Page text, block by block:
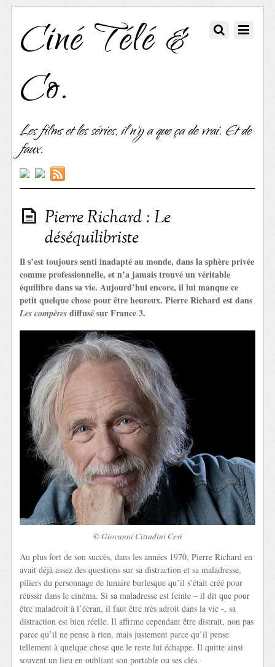
Ciné Télé &
Co.
Les films et les séries, il n'y a que ça de vrai. Et de
faux.
Pierre Richard : Le
déséquilibriste
Il s’est toujours senti inadapté au monde, dans la sphère privée
comme professionnelle, et n’a jamais trouvé un véritable
équilibre dans sa vie. Aujourd’hui encore, il lui manque ce
petit quelque chose pour être heureux.Pierre Richard est dans
Les compères diffusé sur France 3.
© Giovanni Cittadini Cesi
Au plus fort de son succès, dans les années 1970, Pierre Richard en
avait déjà assez des questions sur sa distraction et sa maladresse,
piliers du personnage de lunaire burlesque qu’il s’était créé pour
réussir dans le cinéma. Si sa maladresse est feinte – il dit que pour
être maladroit à l’écran, il faut être très adroit dans la vie -, sa
distraction est bien réelle. Il affirme cependant être distrait, non pas
parce qu’il ne pense à rien, mais justement parce qu’il pense
tellement à quelque chose que le reste lui échappe. Il quitte ainsi
souvent un lieu en oubliant son portable ou ses clés.